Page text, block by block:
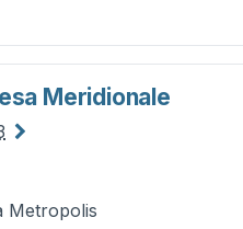
Meridionale
Metropolis